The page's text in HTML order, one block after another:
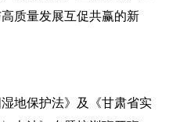
质量发展互促共赢的新
地保护法》及《甘肃省实